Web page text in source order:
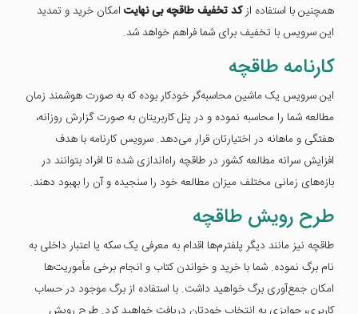
همچنین با استفاده ازکد تخفیف طاقچه بی نهایت امکان خرید و تمدید
این سرویس با تخفیف برای شما فراهم خواهد شد.
کارنامه طاقچه
این سرویس یک ماشین محاسبه‌گر خودکار بوده که به صورت هوشمند زمان
مطالعه شما را محاسبه نموده و در پنل کاربریتان به صورت گزارش روزانه،
هفتگی و ماهانه در اختیارتان قرار می‌دهد. سرویس کارنامه با هدف
افزایش سرانه مطالعه کشور در طاقچه راه‌اندازی شده تا افراد بتوانند در
بازه‌های زمانی مختلف میزان مطالعه خود را سنجیده و آن را بهبود دهند.
طرح رویش طاقچه
طاقچه نیز مانند دیگر پلفترم‌ها اقدام به معرفی یک سکه یا اعتبار داخلی به
نام برگ نموده. شما با خرید و خواندن کتاب و انجام برخی مأموریت‌ها
امکان جمع‌آوری برگ خواهید داشت. با استفاده از برگ موجود در حساب